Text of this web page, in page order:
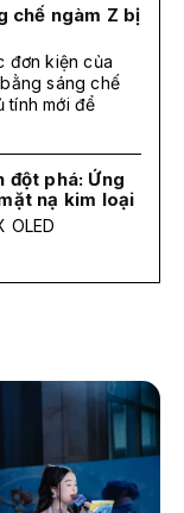
chế ngàm Z bị
đơn kiện của
sáng chế
tính mới để
đột phá: Ứng
nạ kim loại
OLED